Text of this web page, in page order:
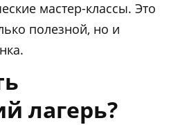
мастер-классы. Это
полезной, но и
лагерь?